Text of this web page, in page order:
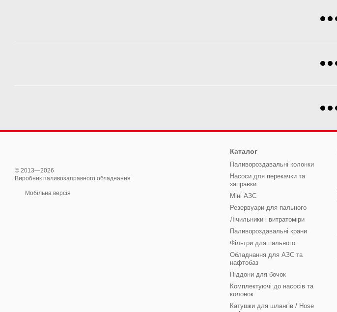
© 2013—2026
Виробник паливозаправного обладнання
Мобільна версія
Каталог
Паливороздавальні колонки
Насоси для перекачки та
заправки
Міні АЗС
Резервуари для пального
Лічильники і витратоміри
Паливороздавальні крани
Фільтри для пального
Обладнання для АЗС та
нафтобаз
Піддони для бочок
Комплектуючі до насосів та
колонок
Катушки для шлангів / Hose